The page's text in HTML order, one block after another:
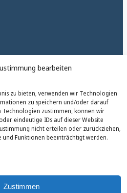
bearbeiten
zu bieten, verwenden wir Technologien
zu speichern und/oder darauf
Technologien zustimmen, können wir
eindeutige IDs auf dieser Website
nicht erteilen oder zurückziehen,
Funktionen beeinträchtigt werden.
Zustimmen
Follow